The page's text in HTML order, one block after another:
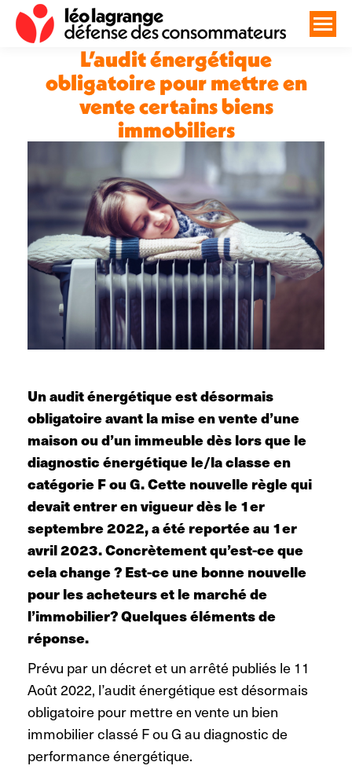
L’audit énergétique
obligatoire pour mettre en
vente certains biens
immobiliers
Vous êtes ici :
Un audit énergétique est désormais
obligatoire avant la mise en vente d’une
maison ou d’un immeuble dès lors que le
diagnostic énergétique le/la classe en
catégorie F ou G. Cette nouvelle règle qui
devait entrer en vigueur dès le 1er
septembre 2022, a été reportée au 1er
avril 2023. Concrètement qu’est-ce que
cela change ? Est-ce une bonne nouvelle
pour les acheteurs et le marché de
l’immobilier? Quelques éléments de
réponse.
Prévu par un décret et un arrêté publiés le 11
Août 2022, l’audit énergétique est désormais
obligatoire pour mettre en vente un bien
immobilier classé F ou G au diagnostic de
performance énergétique.